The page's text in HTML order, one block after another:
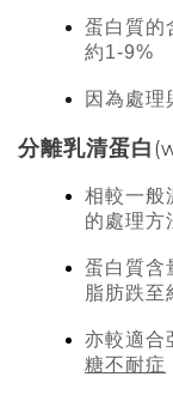
蛋白質的
約1-9%
因為處理
分離乳清蛋白
相較一般
的處理方
蛋白質含
脂肪跌至
亦較適合
糖不耐症